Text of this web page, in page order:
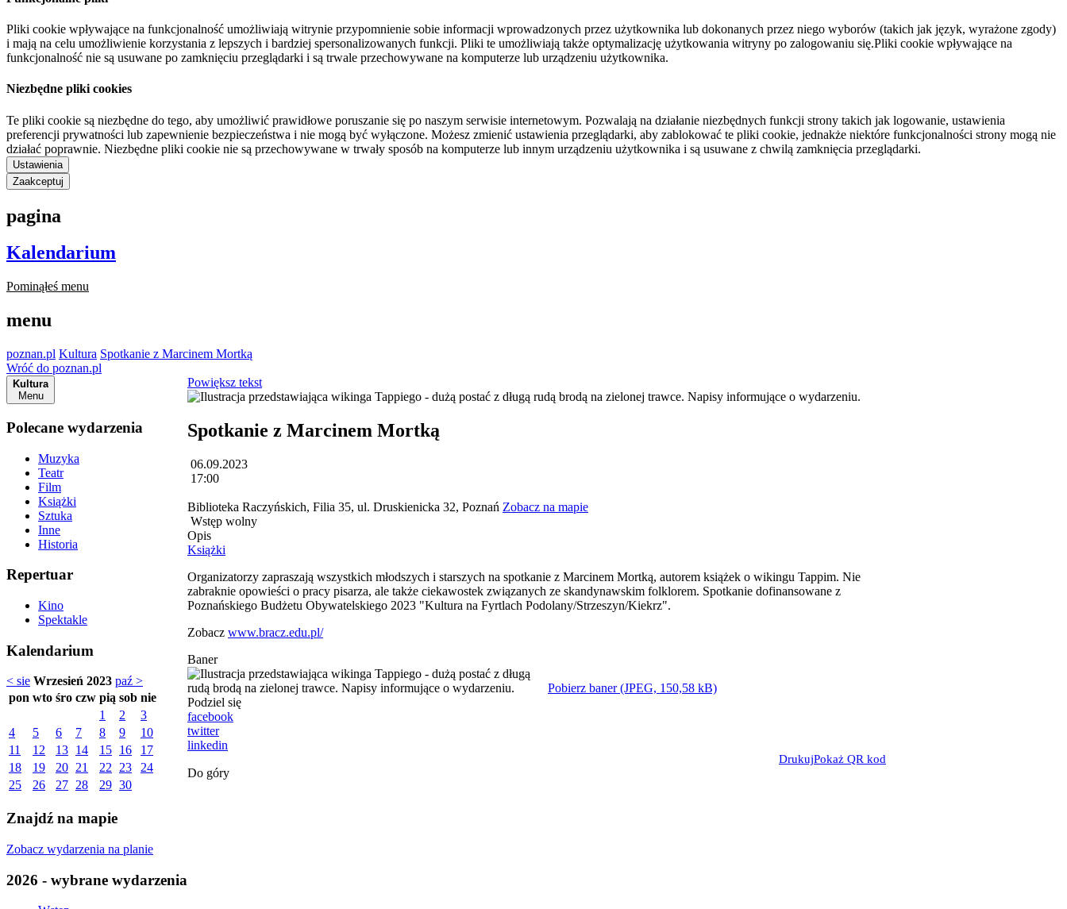
Pliki cookie wpływające na funkcjonalność umożliwiają witrynie przypomnienie sobie informacji wprowadzonych przez użytkownika lub dokonanych przez niego wyborów (takich jak język, wyrażone zgody)
i mają na celu umożliwienie korzystania z lepszych i bardziej spersonalizowanych funkcji. Pliki te umożliwiają także optymalizację użytkowania witryny po zalogowaniu się.Pliki cookie wpływające na
funkcjonalność nie są usuwane po zamknięciu przeglądarki i są trwale przechowywane na komputerze lub urządzeniu użytkownika.
Niezbędne pliki cookies
Te pliki cookie są niezbędne do tego, aby umożliwić prawidłowe poruszanie się po naszym serwisie internetowym. Pozwalają na działanie niezbędnych funkcji strony takich jak logowanie, ustawienia
preferencji prywatności lub zapewnienie bezpieczeństwa i nie mogą być wyłączone. Możesz zmienić ustawienia przeglądarki, aby zablokować te pliki cookie, jednakże niektóre funkcjonalności strony mogą nie
działać poprawnie. Niezbędne pliki cookie nie są przechowywane w trwały sposób na komputerze lub innym urządzeniu użytkownika i są usuwane z chwilą zamknięcia przeglądarki.
Ustawienia
Zaakceptuj
pagina
Kalendarium
Pominąłeś menu
menu
poznan.pl Kultura Spotkanie z Marcinem Mortką
Wróć do poznan.pl
Kultura
Menu
Polecane wydarzenia
Muzyka
Teatr
Film
Książki
Sztuka
Inne
Historia
Repertuar
Kino
Spektakle
Kalendarium
< sie Wrzesień 2023 paź >
pon wto śro czw pią sob nie
1
2
3
4
5 6 7 8 9
10
11
12 13 14 15 16
17
18
19 20 21 22 23
24
25
26 27 28 29 30
Znajdź na mapie
Zobacz wydarzenia na planie
2026 - wybrane wydarzenia
Powiększ tekst
Spotkanie z Marcinem Mortką
06.09.2023
17:00
Biblioteka Raczyńskich, Filia 35, ul. Druskienicka 32, Poznań Zobacz na mapie
Wstęp wolny
Opis
Książki
Organizatorzy zapraszają wszystkich młodszych i starszych na spotkanie z Marcinem Mortką, autorem książek o wikingu Tappim. Nie
zabraknie opowieści o pracy pisarza, ale także ciekawostek związanych ze skandynawskim folklorem. Spotkanie dofinansowane z
Poznańskiego Budżetu Obywatelskiego 2023 "Kultura na Fyrtlach Podolany/Strzeszyn/Kiekrz".
Zobacz www.bracz.edu.pl/
Baner
Pobierz baner (JPEG, 150,58 kB)
Podziel się
facebook
twitter
linkedin
DrukujPokaż QR kod
Do góry